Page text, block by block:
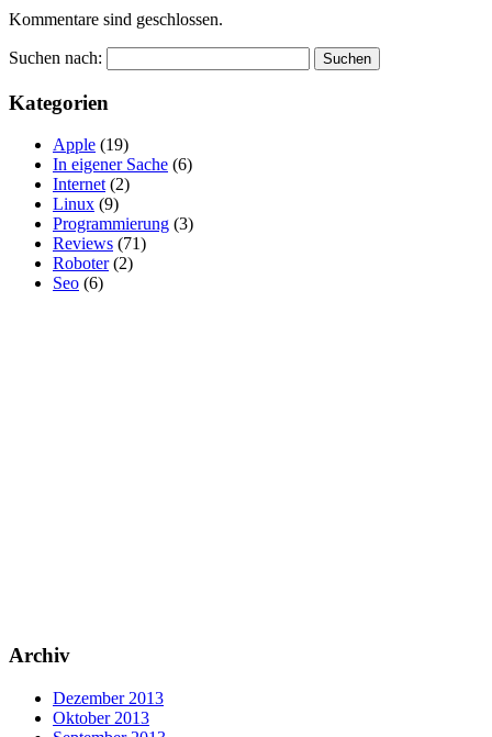
Kommentare sind geschlossen.
Suchen nach:
Kategorien
Apple (19)
In eigener Sache (6)
Internet (2)
Linux (9)
Programmierung (3)
Reviews (71)
Roboter(2)
Seo (6)
Archiv
Dezember 2013
Oktober 2013